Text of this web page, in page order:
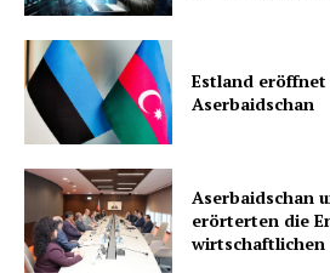
Estland
Aserbaidschan
Aserbaidschan
erörterten die
wirtschaftlichen